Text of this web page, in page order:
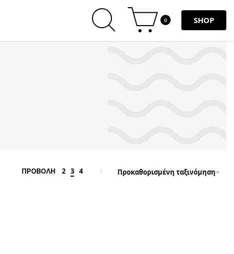
0 SHOP
ΠΡΟΒΟΛΗ 2 3 4 Προκαθορισμένη ταξινόμηση